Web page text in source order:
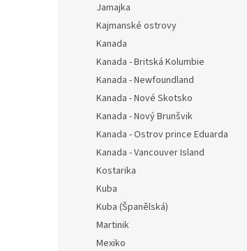
Jamajka
Kajmanské ostrovy
Kanada
Kanada - Britská Kolumbie
Kanada - Newfoundland
Kanada - Nové Skotsko
Kanada - Nový Brunšvik
Kanada - Ostrov prince Eduarda
Kanada - Vancouver Island
Kostarika
Kuba
Kuba (Španělská)
Martinik
Mexiko